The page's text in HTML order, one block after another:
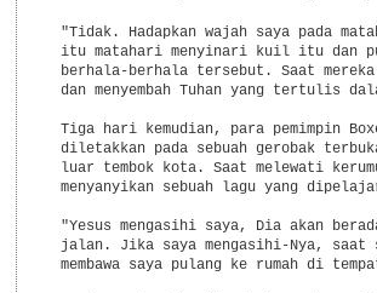
"Tidak. Hadapkan wajah saya pada
itu matahari menyinari kuil itu dan
berhala-berhala tersebut. Saat
dan menyembah Tuhan yang tertulis
Tiga hari kemudian, para pemimpin
diletakkan pada sebuah gerobak
luar tembok kota. Saat melewati
menyanyikan sebuah lagu yang
"Yesus mengasihi saya, Dia akan
jalan. Jika saya mengasihi-Nya, saat
membawa saya pulang ke rumah di